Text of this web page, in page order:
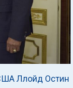
Ллойд Остин